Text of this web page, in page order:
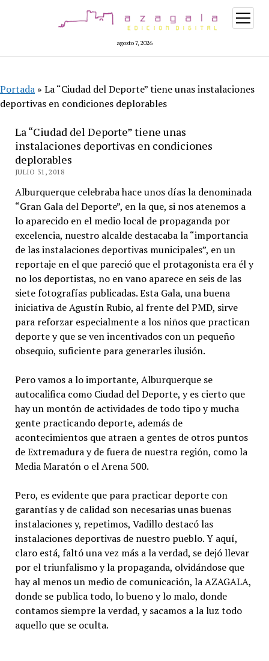
agosto 7, 2026
abrir
menú
Portada » La “Ciudad del Deporte” tiene unas instalaciones
deportivas en condiciones deplorables
La “Ciudad del Deporte” tiene unas
instalaciones deportivas en condiciones
deplorables
JULIO 31, 2018
Alburquerque celebraba hace unos días la denominada
“Gran Gala del Deporte”, en la que, si nos atenemos a
lo aparecido en el medio local de propaganda por
excelencia, nuestro alcalde destacaba la “importancia
de las instalaciones deportivas municipales”, en un
reportaje en el que pareció que el protagonista era él y
no los deportistas, no en vano aparece en seis de las
siete fotografías publicadas. Esta Gala, una buena
iniciativa de Agustín Rubio, al frente del PMD, sirve
para reforzar especialmente a los niños que practican
deporte y que se ven incentivados con un pequeño
obsequio, suficiente para generarles ilusión.
Pero vamos a lo importante, Alburquerque se
autocalifica como Ciudad del Deporte, y es cierto que
hay un montón de actividades de todo tipo y mucha
gente practicando deporte, además de
acontecimientos que atraen a gentes de otros puntos
de Extremadura y de fuera de nuestra región, como la
Media Maratón o el Arena 500.
Pero, es evidente que para practicar deporte con
garantías y de calidad son necesarias unas buenas
instalaciones y, repetimos, Vadillo destacó las
instalaciones deportivas de nuestro pueblo. Y aquí,
claro está, faltó una vez más a la verdad, se dejó llevar
por el triunfalismo y la propaganda, olvidándose que
hay al menos un medio de comunicación, la AZAGALA,
donde se publica todo, lo bueno y lo malo, donde
contamos siempre la verdad, y sacamos a la luz todo
aquello que se oculta.